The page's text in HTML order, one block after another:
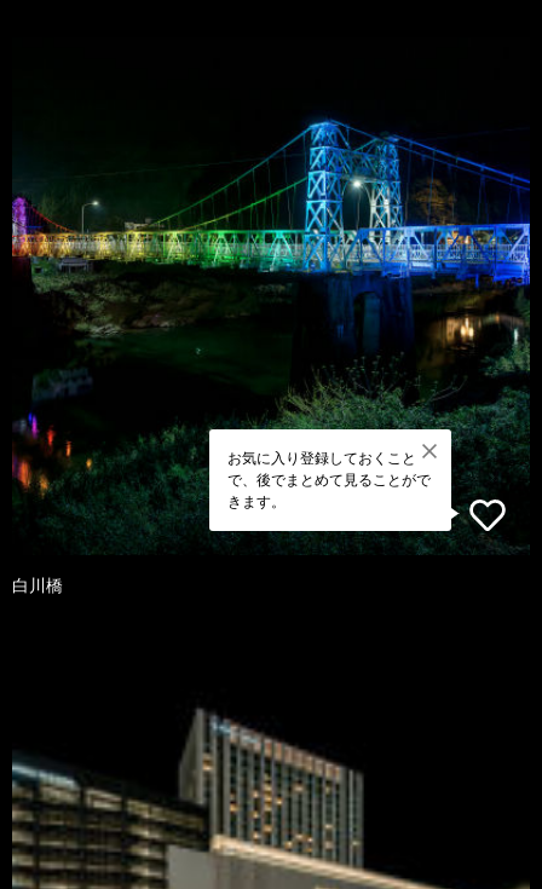
お気に入り登録しておくこと
で、後でまとめて見ることがで
きます。
白川橋